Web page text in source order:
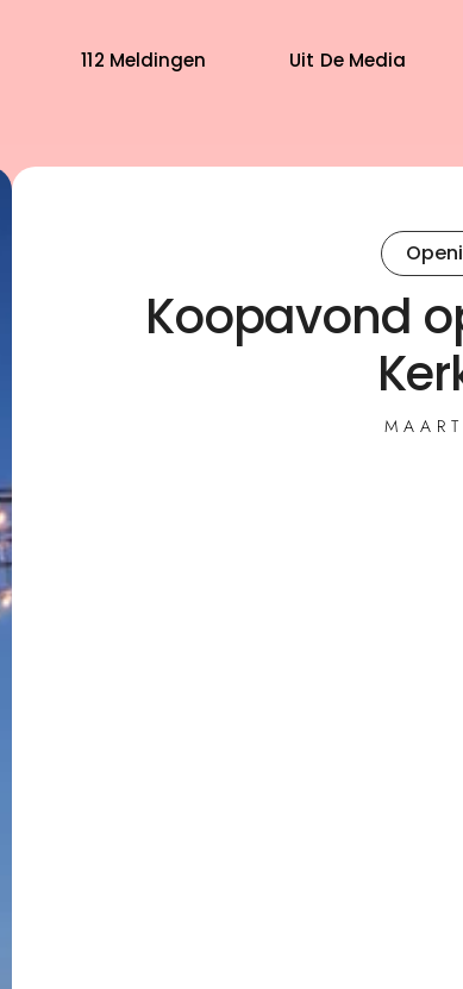
112 Meldingen Uit De Media
Koopavond